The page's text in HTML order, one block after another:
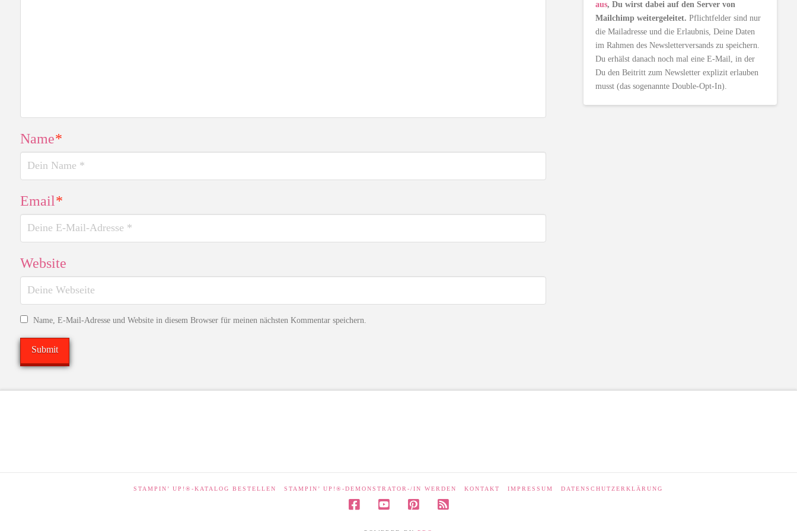
Name*
Email*
Website
Name, E-Mail-Adresse und Website in diesem Browser für meinen nächsten Kommentar speichern.
aus, Du wirst dabei auf den Server von
Mailchimp weitergeleitet. Pflichtfelder sind nur
die Mailadresse und die Erlaubnis, Deine Daten
im Rahmen des Newsletterversands zu speichern.
Du erhälst danach noch mal eine E-Mail, in der
Du den Beitritt zum Newsletter explizit erlauben
musst (das sogenannte Double-Opt-In).
STAMPIN’ UP!®-KATALOG BESTELLEN STAMPIN’ UP!®-DEMONSTRATOR-/IN WERDEN KONTAKT IMPRESSUM DATENSCHUTZERKLÄRUNG